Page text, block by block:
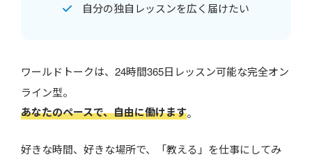
自分の独自レッスンを広く届けたい
ワールドトークは、24時間365日レッスン可能な完全オン
ライン型。
あなたのペースで、自由に働けます。
好きな時間、好きな場所で、「教える」を仕事にしてみ